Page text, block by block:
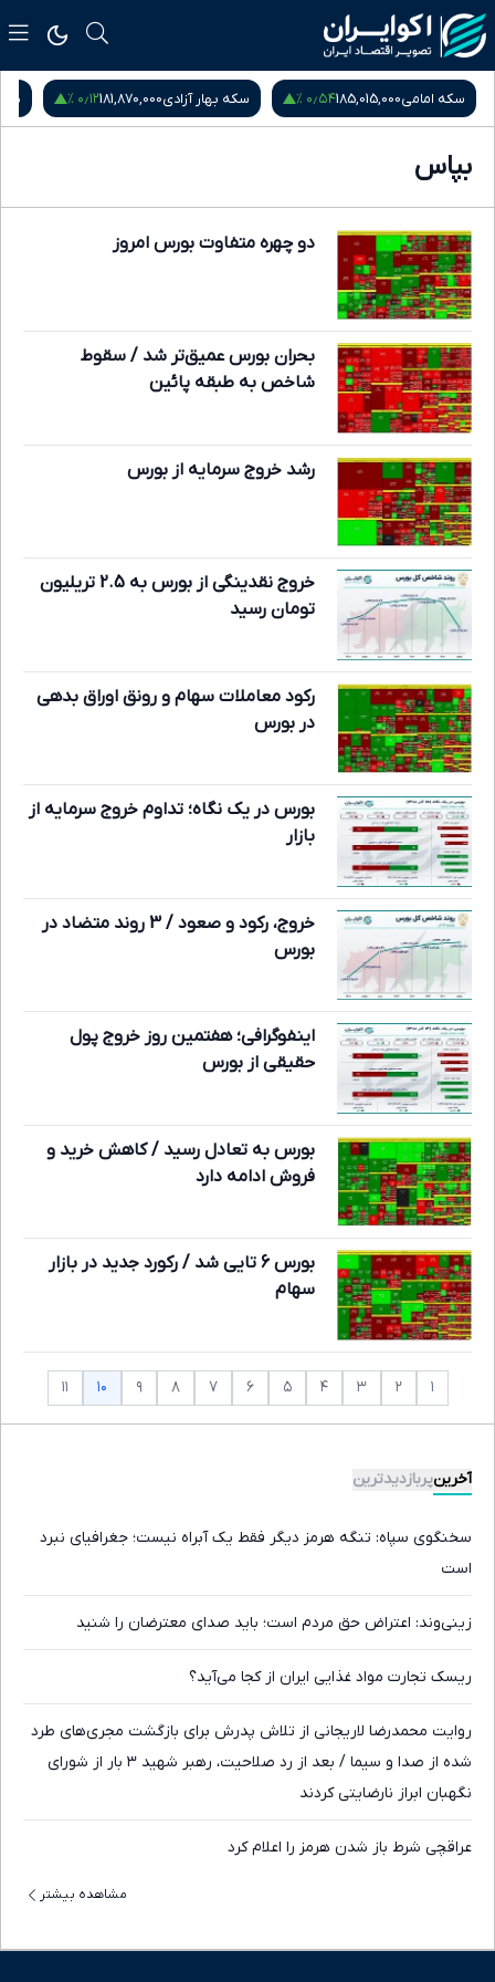
سکه امامی185,015,000۰٫۵۴ % سکه بهار آزادی181,870,000۰٫۱۲ %
بپاس
دو چهره متفاوت بورس امروز
بحران بورس عمیق‌تر شد / سقوط
شاخص به طبقه پائین
رشد خروج سرمایه از بورس
خروج نقدینگی از بورس به 2.5 تریلیون
تومان رسید
رکود معاملات سهام و رونق اوراق بدهی
در بورس
بورس در یک نگاه؛ تداوم خروج سرمایه از
بازار
خروج، رکود و صعود / 3 روند متضاد در
بورس
اینفوگرافی؛ هفتمین روز خروج پول
حقیقی از بورس
بورس به تعادل رسید / کاهش خرید و
فروش‌ ادامه دارد
بورس 6 تایی شد / رکورد جدید در بازار
سهام
۱ ۲ ۳ ۴ ۵ ۶ ۷ ۸ ۹ ۱۰ ۱۱
آخرینپربازدیدترین
سخنگوی سپاه: تنگه هرمز دیگر فقط یک آبراه نیست؛ جغرافیای نبرد
است
زینی‌وند: اعتراض حق مردم است؛ باید صدای معترضان را شنید
ریسک تجارت مواد غذایی ایران از کجا می‌آید؟
روایت محمدرضا لاریجانی از تلاش پدرش برای بازگشت مجری‌های طرد
شده از صدا و سیما / بعد از رد صلاحیت، رهبر شهید ۳ بار از شورای
نگهبان ابراز نارضایتی کردند
عراقچی شرط باز شدن هرمز را اعلام کرد
مشاهده بیشتر